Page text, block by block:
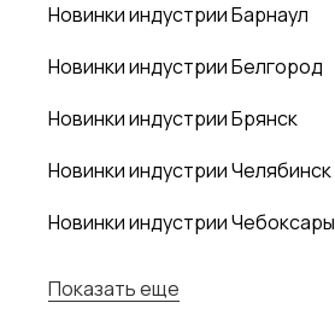
Новинки индустрии Барнаул
Новинки индустрии Белгород
Новинки индустрии Брянск
Новинки индустрии Челябинск
Новинки индустрии Чебоксары
Показать еще